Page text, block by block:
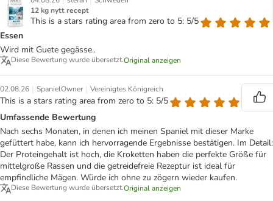
12 kg nytt recept
This is a stars rating area from zero to 5: 5/5
Essen
Wird mit Guete gegässe..
Diese Bewertung wurde übersetzt.Original anzeigen
02.08.26 | SpanielOwner | Vereinigtes Königreich
This is a stars rating area from zero to 5: 5/5
Umfassende Bewertung
Nach sechs Monaten, in denen ich meinen Spaniel mit dieser Marke
gefüttert habe, kann ich hervorragende Ergebnisse bestätigen. Im Detail:
Der Proteingehalt ist hoch, die Kroketten haben die perfekte Größe für
mittelgroße Rassen und die getreidefreie Rezeptur ist ideal für
empfindliche Mägen. Würde ich ohne zu zögern wieder kaufen.
Diese Bewertung wurde übersetzt.Original anzeigen